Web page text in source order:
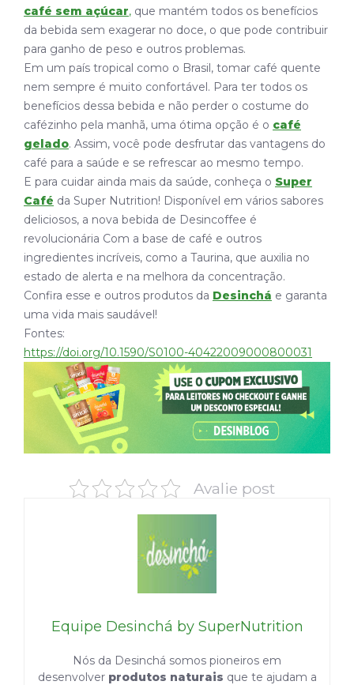
café sem açúcar, que mantém todos os benefícios
da bebida sem exagerar no doce, o que pode contribuir
para ganho de peso e outros problemas.
Em um país tropical como o Brasil, tomar café quente
nem sempre é muito confortável. Para ter todos os
benefícios dessa bebida e não perder o costume do
cafézinho pela manhã, uma ótima opção é o café
gelado. Assim, você pode desfrutar das vantagens do
café para a saúde e se refrescar ao mesmo tempo.
E para cuidar ainda mais da saúde, conheça o Super
Café da Super Nutrition! Disponível em vários sabores
deliciosos, a nova bebida de Desincoffee é
revolucionária Com a base de café e outros
ingredientes incríveis, como a Taurina, que auxilia no
estado de alerta e na melhora da concentração.
Confira esse e outros produtos da Desinchá e garanta
uma vida mais saudável!
Fontes:
https://doi.org/10.1590/S0100-40422009000800031
Avalie post
Equipe Desinchá by SuperNutrition
Nós da Desinchá somos pioneiros em
desenvolver produtos naturais que te ajudam a